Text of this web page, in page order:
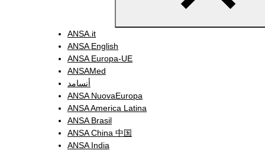
ANSA.it
ANSA English
ANSA Europa-UE
ANSAMed
أنسامد
ANSA NuovaEuropa
ANSA America Latina
ANSA Brasil
ANSA China 中国
ANSA India